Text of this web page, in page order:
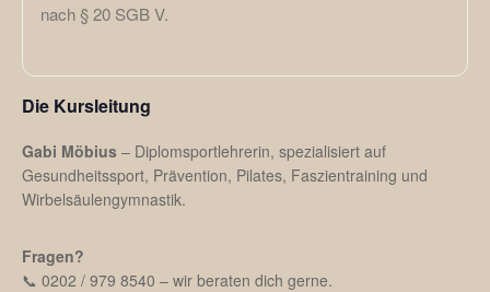
nach § 20 SGB V.
Die Kursleitung
Gabi Möbius – Diplomsportlehrerin, spezialisiert auf
Gesundheitssport, Prävention, Pilates, Faszientraining und
Wirbelsäulengymnastik.
Fragen?
📞 0202 / 979 8540 – wir beraten dich gerne.